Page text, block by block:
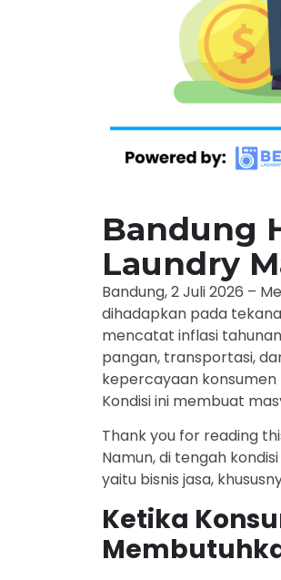
Bandung
Laundry
Bandung, 2 Juli 2026 –
dihadapkan pada
mencatat inflasi
pangan, transportasi,
kepercayaan
Kondisi ini membuat
Thank you for reading
Namun, di tengah
yaitu bisnis jasa,
Ketika